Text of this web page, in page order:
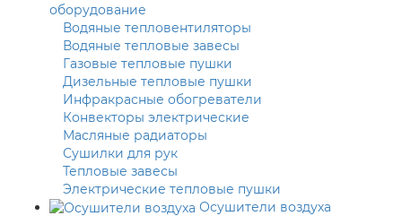
оборудование
Водяные тепловентиляторы
Водяные тепловые завесы
Газовые тепловые пушки
Дизельные тепловые пушки
Инфракрасные обогреватели
Конвекторы электрические
Масляные радиаторы
Сушилки для рук
Тепловые завесы
Электрические тепловые пушки
Осушители воздуха